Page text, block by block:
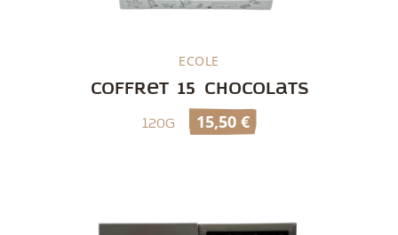
Découvrir
Coffret 15 chocolats
ECOLE
120g 15,50 €